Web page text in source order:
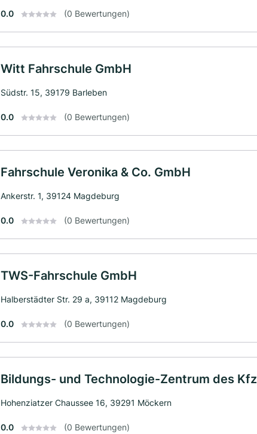
0.0 (0 Bewertungen)
Witt Fahrschule GmbH
Südstr. 15, 39179 Barleben
0.0 (0 Bewertungen)
Fahrschule Veronika & Co. GmbH
Ankerstr. 1, 39124 Magdeburg
0.0 (0 Bewertungen)
TWS-Fahrschule GmbH
Halberstädter Str. 29 a, 39112 Magdeburg
0.0 (0 Bewertungen)
Bildungs- und Technologie-Zentrum des
Hohenziatzer Chaussee 16, 39291 Möckern
0.0 (0 Bewertungen)